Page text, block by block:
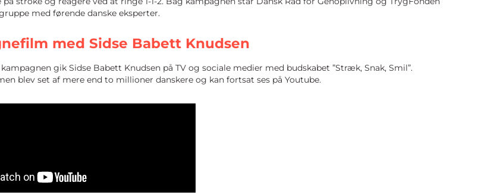
med førende danske eksperter.
med Sidse Babett Knudsen
gik Sidse Babett Knudsen på TV og sociale medier med budskabet ”Stræk, Snak, Smil”.
blev set af mere end to millioner danskere og kan fortsat ses på Youtube.